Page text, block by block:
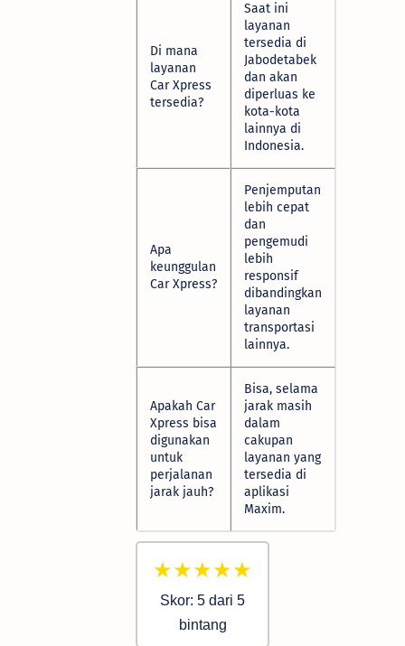
Di mana
layanan
Car Xpress
tersedia?
Saat ini
layanan
tersedia di
Jabodetabek
dan akan
diperluas ke
kota-kota
lainnya di
Indonesia.
Apa
keunggulan
Car Xpress?
Penjemputan
lebih cepat
dan
pengemudi
lebih
responsif
dibandingkan
layanan
transportasi
lainnya.
Apakah Car
Xpress bisa
digunakan
untuk
perjalanan
jarak jauh?
Bisa, selama
jarak masih
dalam
cakupan
layanan yang
tersedia di
aplikasi
Maxim.
★★★★★
Skor: 5 dari 5
bintang